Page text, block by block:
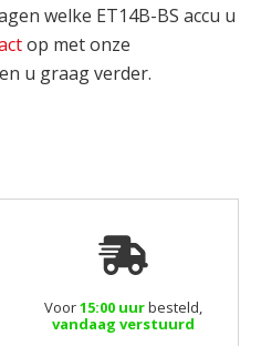
welke ET14B-BS accu u
op met onze
u graag verder.
Voor15:00 uurbesteld,
vandaag verstuurd